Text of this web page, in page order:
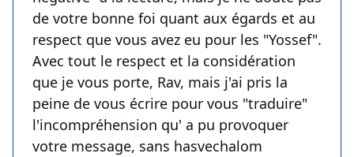
de votre bonne foi quant aux égards et au
respect que vous avez eu pour les "Yossef".
Avec tout le respect et la considération
que je vous porte, Rav, mais j'ai pris la
peine de vous écrire pour vous "traduire"
l'incompréhension qu' a pu provoquer
votre message, sans hasvechalom